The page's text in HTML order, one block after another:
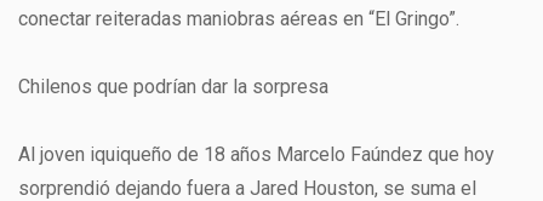
conectar reiteradas maniobras aéreas en “El Gringo”.
Chilenos que podrían dar la sorpresa
Al joven iquiqueño de 18 años Marcelo Faúndez que hoy
sorprendió dejando fuera a Jared Houston, se suma el